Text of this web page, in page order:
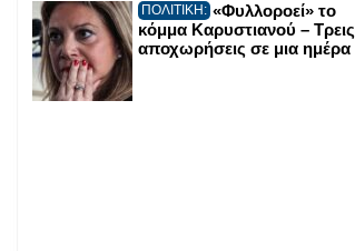
ΠΟΛΙΤΙΚΗ: «Φυλλοροεί» το
κόμμα Καρυστιανού – Τρεις
αποχωρήσεις σε μια ημέρα